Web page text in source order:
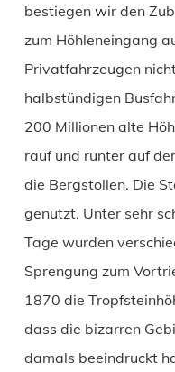
bestiegen wir den
zum Höhleneingang
Privatfahrzeugen
halbstündigen
200 Millionen alte
rauf und runter auf
die Bergstollen. Die
genutzt. Unter sehr
Tage wurden
Sprengung zum
1870 die
dass die bizarren
damals beeindruckt